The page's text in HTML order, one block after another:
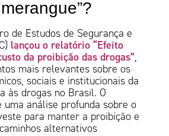
de Estudos de Segurança e
lançou o relatório “Efeito
da proibição das drogas”,
mais relevantes sobre os
sociais e institucionais da
às drogas no Brasil. O
análise profunda sobre o
para manter a proibição e
alternativos